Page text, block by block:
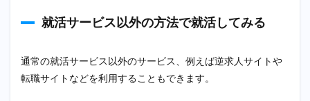
就活サービス以外の方法で就活してみる
通常の就活サービス以外のサービス、例えば逆求人サイトや
転職サイトなどを利用することもできます。